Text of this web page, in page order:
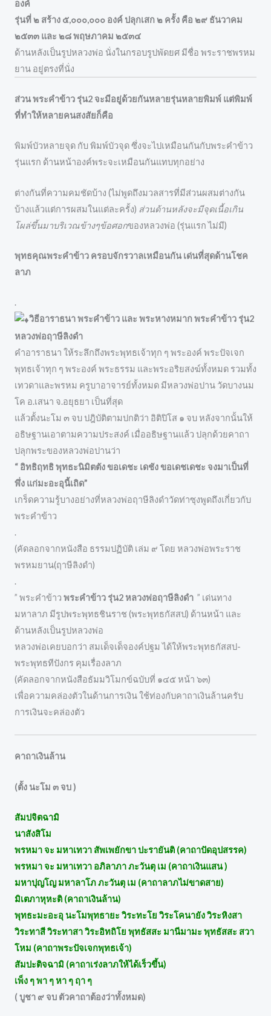
องค์
รุ่นที่ ๒ สร้าง ๕,๐๐๐,๐๐๐ องค์ ปลุกเสก ๒ ครั้ง คือ ๒๙ ธันวาคม
๒๕๓๓ และ ๒๘ พฤษภาคม ๒๕๓๔
ด้านหลังเป็นรูปหลวงพ่อ นั่งในกรอบรูปพัดยศ มีชื่อ พระราชพรหม
ยาน อยู่ตรงที่นั่ง
ส่วน พระคำข้าว รุ่น2 จะมีอยู่ด้วยกันหลายรุ่นหลายพิมพ์ แต่พิมพ์
ที่ทำให้หลายคนสงสัยก็คือ
พิมพ์บัวหลายจุด กับ พิมพ์บัวจุด ซึ่งจะไปเหมือนกันกับพระคำข้าว
รุ่นแรก ด้านหน้าองค์พระจะเหมือนกันแทบทุกอย่าง
ต่างกันที่ความคมชัดบ้าง (ไม่พูดถึงมวลสารที่มีส่วนผสมต่างกัน
บ้างแล้วแต่การผสมในแต่ละครั้ง) ส่วนด้านหลังจะมีจุดเนื้อเกิน
โผล่ขึ้นมาบริเวณข้างๆข้อศอกของหลวงพ่อ (รุ่นแรก ไม่มี)
พุทธคุณพระคำข้าว ครอบจักรวาลเหมือนกัน เด่นที่สุดด้านโชค
ลาภ
.
วิธีอาราธนา พระคำข้าว และ พระหางหมาก พระคำข้าว รุ่น2
หลวงพ่อฤาษีลิงดำ
คำอาราธนา ให้ระลึกถึงพระพุทธเจ้าทุก ๆ พระองค์ พระปัจเจก
พุทธเจ้าทุก ๆ พระองค์ พระธรรม และพระอริยสงฆ์ทั้งหมด รวมทั้ง
เทวดาและพรหม ครูบาอาจารย์ทั้งหมด มีหลวงพ่อปาน วัดบางนม
โค อ.เสนา จ.อยุธยา เป็นที่สุด
แล้วตั้งนะโม ๓ จบ ปฎิบัติตามปกติว่า อิติปิโส ๑ จบ หลังจากนั้นให้
อธิษฐานเอาตามความประสงค์ เมื่ออธิษฐานแล้ว ปลุกด้วยคาถา
ปลุกพระของหลวงพ่อปานว่า
“ อิทธิฤทธิ พุทธะนิมิตตัง ขอเดชะ เดชัง ขอเดชเดชะ จงมาเป็นที่
พึ่ง แก่มะอะอุนี้เถิด”
เกร็ดความรู้บางอย่างที่หลวงพ่อฤาษีลิงดำวัดท่าซุงพูดถึงเกี่ยวกับ
พระคำข้าว
.
(คัดลอกจากหนังสือ ธรรมปฏิบัติ เล่ม ๙ โดย หลวงพ่อพระราช
พรหมยาน(ฤาษีลิงดำ)
.
” พระคำข้าว พระคำข้าว รุ่น2 หลวงพ่อฤาษีลิงดำ ” เด่นทาง
มหาลาภ มีรูปพระพุทธชินราช (พระพุทธกัสสป) ด้านหน้า และ
ด้านหลังเป็นรูปหลวงพ่อ
หลวงพ่อเคยบอกว่า สมเด็จเด็จองค์ปฐม ได้ให้พระพุทธกัสสป-
พระพุทธทีปังกร คุมเรื่องลาภ
(คัดลอกจากหนังสือธัมมวิโมกข์ฉบับที่ ๑๔๕ หน้า ๖๓)
เพื่อความคล่องตัวในด้านการเงิน ใช้ท่องกับคาถาเงินล้านครับ
การเงินจะคล่องตัว
คาถาเงินล้าน
(ตั้ง นะโม ๓ จบ )
สัมปจิตฉามิ
นาสังสิโม
พรหมา จะ มหาเทวา สัพเพยักขา ปะรายันติ (คาถาปัดอุปสรรค)
พรหมา จะ มหาเทวา อภิลาภา ภะวันตุ เม (คาถาเงินแสน )
มหาปุญโญ มหาลาโภ ภะวันตุ เม (คาถาลาภไม่ขาดสาย)
มิเตภาหุหะติ (คาถาเงินล้าน)
พุทธะมะอะอุ นะโมพุทธายะ วิระทะโย วิระโคนายัง วิระหิงสา
วิระทาสี วิระทาสา วิระอิทถิโย พุทธัสสะ มานีมามะ พุทธัสสะ สวา
โหม (คาถาพระปัจเจกพุทธเจ้า)
สัมปะติจฉามิ (คาถาเร่งลาภให้ได้เร็วขึ้น)
เพ็ง ๆ พา ๆ หา ๆ ฤา ๆ
( บูชา ๙ จบ ตัวคาถาต้องว่าทั้งหมด)